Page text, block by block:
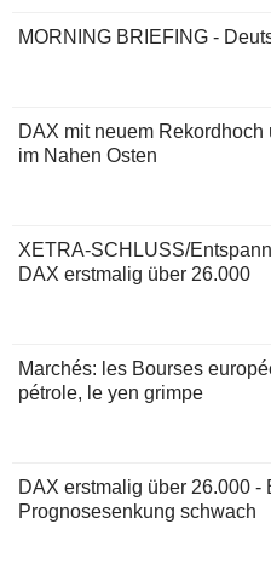
MORNING BRIEFING -
DAX mit neuem
im Nahen Osten
XETRA-SCHLUSS/
DAX erstmalig über 26.000
Marchés: les Bourses
pétrole, le yen grimpe
DAX erstmalig über 26.000 -
Prognosesenkung schwach